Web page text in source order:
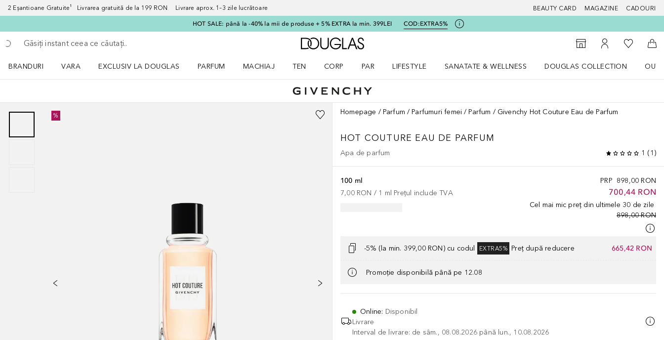
2 Eșantioane Gratuite¹ Livrarea gratuită de la 199 RON Livrare aprox. 1–3 zile lucrătoare BEAUTY CARD MAGAZINE CADOURI
HOT SALE: până la -40% la mii de produse + 5% EXTRA la min. 399LEI COD:EXTRA5%
Înapoi
Executați căutarea
Către pagina principală Douglas
Către Găsire magazin
Către Contul meu
Către
BRANDURI
VARA
EXCLUSIV LA DOUGLAS
PARFUM
MACHIAJ
TEN
CORP
PAR
LIFESTYLE
SANATATE & WELLNESS
DOUGLAS COLLECTION
% Homepage Parfum Parfumuri femei Parfum Givenchy Hot Couture Eau de Parfum
HOT COUTURE EAU DE PARFUM
Apa de parfum 1 ( 1 )
PRP 898,00 RON
700,44 RON
Cel mai mic preț din ultimele 30 de zile
898,00 RON
100 ml
7,00 RON / 1 ml Prețul include TVA
-5% (la min. 399,00 RON) cu codul EXTRA5% Preț după reducere 665,42 RON
Promoție disponibilă până pe 12.08
Online: Disponibil
Livrare
Interval de livrare: de sâm., 08.08.2026 până lun., 10.08.2026